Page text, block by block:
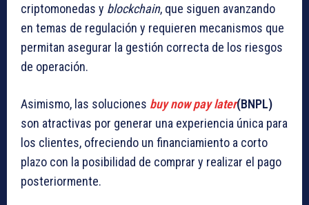
criptomonedas y blockchain, que siguen avanzando
en temas de regulación y requieren mecanismos que
permitan asegurar la gestión correcta de los riesgos
de operación.
Asimismo, las soluciones buy now pay later(BNPL)
son atractivas por generar una experiencia única para
los clientes, ofreciendo un financiamiento a corto
plazo con la posibilidad de comprar y realizar el pago
posteriormente.